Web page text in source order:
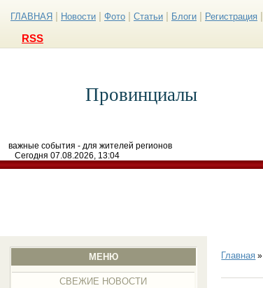
ГЛАВНАЯ Новости Фото Статьи Блоги Регистрация
RSS
Провинциалы
важные события - для жителей регионов
Сегодня 07.08.2026, 13:04
МЕНЮ
СВЕЖИЕ НОВОСТИ
Главная »